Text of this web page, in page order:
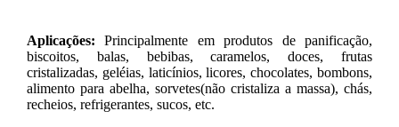
Aplicações: Principalmente em produtos de panificação,
biscoitos, balas, bebibas, caramelos, doces, frutas
cristalizadas, geléias, laticínios, licores, chocolates, bombons,
alimento para abelha, sorvetes(não cristaliza a massa), chás,
recheios, refrigerantes, sucos, etc.